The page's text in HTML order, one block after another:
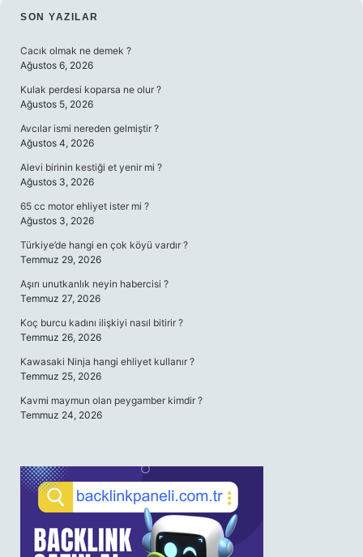
SIDEBAR
SON YAZILAR
Cacık olmak ne demek ?
Ağustos 6, 2026
Kulak perdesi koparsa ne olur ?
Ağustos 5, 2026
Avcılar ismi nereden gelmiştir ?
Ağustos 4, 2026
Alevi birinin kestiği et yenir mi ?
Ağustos 3, 2026
65 cc motor ehliyet ister mi ?
Ağustos 3, 2026
Türkiye’de hangi en çok köyü vardır ?
Temmuz 29, 2026
Aşırı unutkanlık neyin habercisi ?
Temmuz 27, 2026
Koç burcu kadını ilişkiyi nasıl bitirir ?
Temmuz 26, 2026
Kawasaki Ninja hangi ehliyet kullanır ?
Temmuz 25, 2026
Kavmi maymun olan peygamber kimdir ?
Temmuz 24, 2026